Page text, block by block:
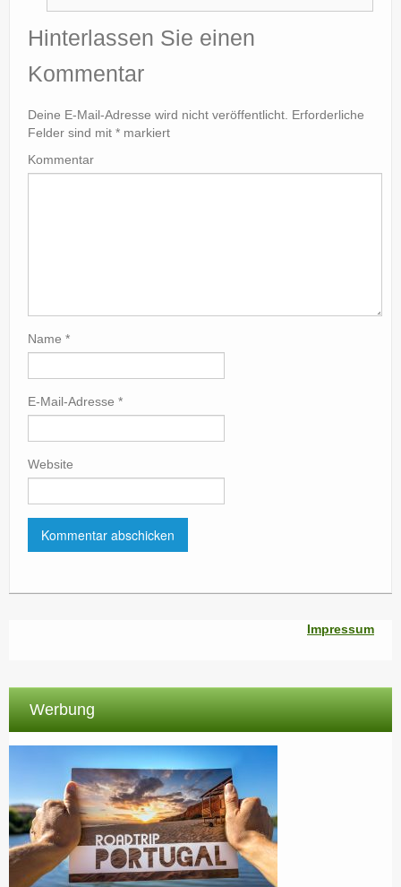
Hinterlassen Sie einen
Kommentar
Deine E-Mail-Adresse wird nicht veröffentlicht. Erforderliche
Felder sind mit * markiert
Kommentar
Name *
E-Mail-Adresse *
Website
Impressum
Werbung